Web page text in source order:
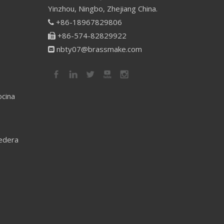
Yinzhou, Ningbo, Zhejiang China.
 +86-18967829806
 +86-574-82829922
 nbty07@brassmake.com